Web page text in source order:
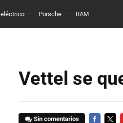
eléctrico Porsche RAM
Vettel se
Sin comentarios